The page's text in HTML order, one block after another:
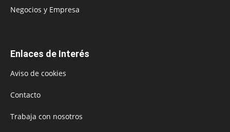
Negocios y Empresa
Enlaces de Interés
Aviso de cookies
Contacto
Trabaja con nosotros